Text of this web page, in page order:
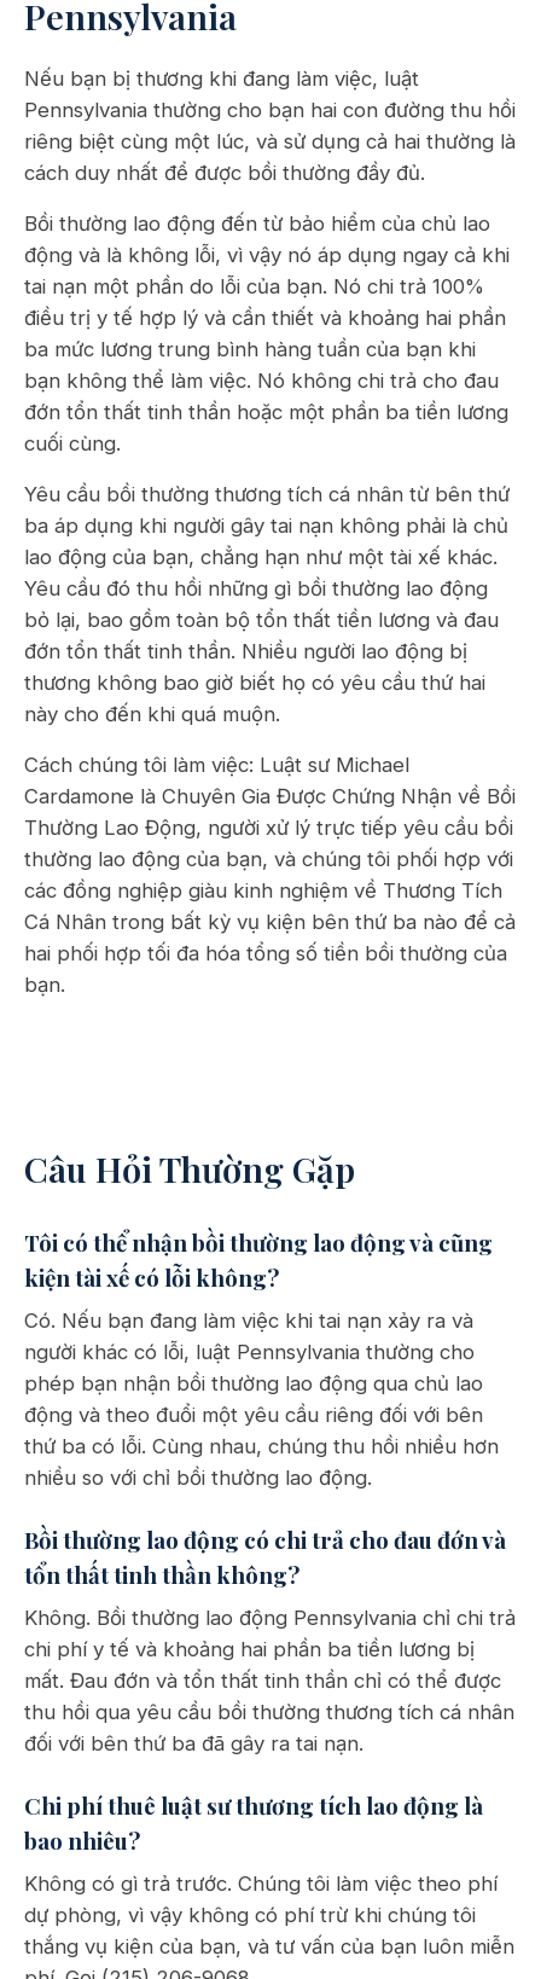
Pennsylvania
Nếu bạn bị thương khi đang làm việc, luật
Pennsylvania thường cho bạn hai con đường thu hồi
riêng biệt cùng một lúc, và sử dụng cả hai thường là
cách duy nhất để được bồi thường đầy đủ.
Bồi thường lao động đến từ bảo hiểm của chủ lao
động và là không lỗi, vì vậy nó áp dụng ngay cả khi
tai nạn một phần do lỗi của bạn. Nó chi trả 100%
điều trị y tế hợp lý và cần thiết và khoảng hai phần
ba mức lương trung bình hàng tuần của bạn khi
bạn không thể làm việc. Nó không chi trả cho đau
đớn tổn thất tinh thần hoặc một phần ba tiền lương
cuối cùng.
Yêu cầu bồi thường thương tích cá nhân từ bên thứ
ba áp dụng khi người gây tai nạn không phải là chủ
lao động của bạn, chẳng hạn như một tài xế khác.
Yêu cầu đó thu hồi những gì bồi thường lao động
bỏ lại, bao gồm toàn bộ tổn thất tiền lương và đau
đớn tổn thất tinh thần. Nhiều người lao động bị
thương không bao giờ biết họ có yêu cầu thứ hai
này cho đến khi quá muộn.
Cách chúng tôi làm việc: Luật sư Michael
Cardamone là Chuyên Gia Được Chứng Nhận về Bồi
Thường Lao Động, người xử lý trực tiếp yêu cầu bồi
thường lao động của bạn, và chúng tôi phối hợp với
các đồng nghiệp giàu kinh nghiệm về Thương Tích
Cá Nhân trong bất kỳ vụ kiện bên thứ ba nào để cả
hai phối hợp tối đa hóa tổng số tiền bồi thường của
bạn.
Câu Hỏi Thường Gặp
Tôi có thể nhận bồi thường lao động và cũng
kiện tài xế có lỗi không?
Có. Nếu bạn đang làm việc khi tai nạn xảy ra và
người khác có lỗi, luật Pennsylvania thường cho
phép bạn nhận bồi thường lao động qua chủ lao
động và theo đuổi một yêu cầu riêng đối với bên
thứ ba có lỗi. Cùng nhau, chúng thu hồi nhiều hơn
nhiều so với chỉ bồi thường lao động.
Bồi thường lao động có chi trả cho đau đớn và
tổn thất tinh thần không?
Không. Bồi thường lao động Pennsylvania chỉ chi trả
chi phí y tế và khoảng hai phần ba tiền lương bị
mất. Đau đớn và tổn thất tinh thần chỉ có thể được
thu hồi qua yêu cầu bồi thường thương tích cá nhân
đối với bên thứ ba đã gây ra tai nạn.
Chi phí thuê luật sư thương tích lao động là
bao nhiêu?
Không có gì trả trước. Chúng tôi làm việc theo phí
dự phòng, vì vậy không có phí trừ khi chúng tôi
thắng vụ kiện của bạn, và tư vấn của bạn luôn miễn